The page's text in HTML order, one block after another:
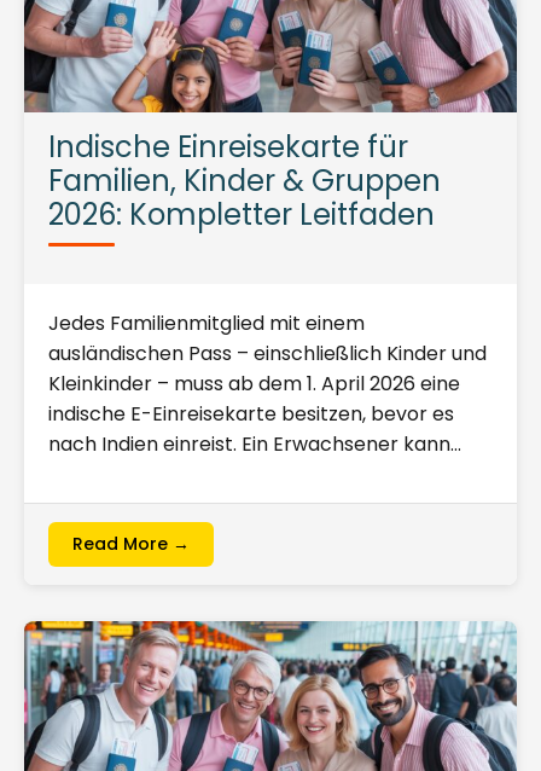
Indische Einreisekarte für
Familien, Kinder & Gruppen
2026: Kompletter Leitfaden
Jedes Familienmitglied mit einem
ausländischen Pass – einschließlich Kinder und
Kleinkinder – muss ab dem 1. April 2026 eine
indische E-Einreisekarte besitzen, bevor es
nach Indien einreist. Ein Erwachsener kann…
Read More →